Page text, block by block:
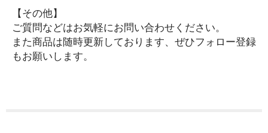
オーディオ雑貨
CD・DVD・Blu-ray
ゲーム類
まとめ売り・セット
【その他】
ご質問などはお気軽にお問い合わせください。
また商品は随時更新しております、ぜひフォロー登録
もお願いします。